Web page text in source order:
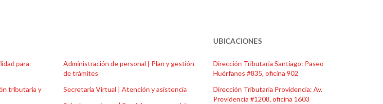
para
tributaria y
Administración de personal | Plan y gestión
de trámites
Secretaria Virtual | Atención y asistencia
UBICACIONES
Dirección Tributaria Santiago: Paseo
Huérfanos #835, oficina 902
Dirección Tributaria Providencia: Av.
Providencia #1208, oficina 1603